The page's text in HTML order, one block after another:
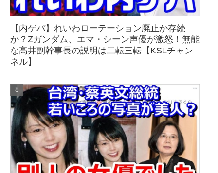
【内ゲバ】れいわローテーション廃止か存続
か？Zガンダム、エマ・シーン声優が激怒！無能
な高井副幹事長の説明は二転三転【KSLチャン
ネル】